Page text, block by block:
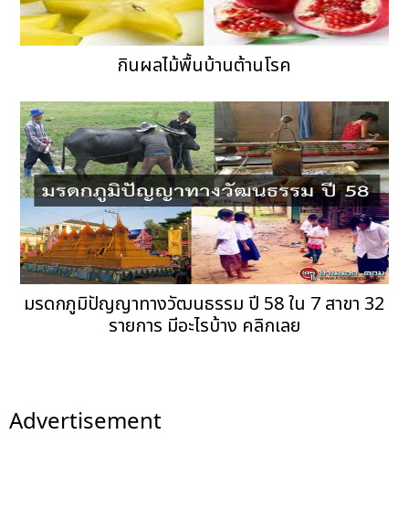
กินผลไม้พื้นบ้านต้านโรค
มรดกภูมิปัญญาทางวัฒนธรรม ปี 58 ใน 7 สาขา 32
รายการ มีอะไรบ้าง คลิกเลย
Advertisement